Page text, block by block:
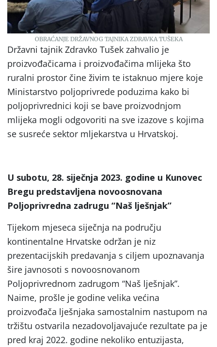
OBRAĆANJE DRŽAVNOG TAJNIKA ZDRAVKA TUŠEKA
Državni tajnik Zdravko Tušek zahvalio je
proizvođačicama i proizvođačima mlijeka što
ruralni prostor čine živim te istaknuo mjere koje
Ministarstvo poljoprivrede poduzima kako bi
poljoprivrednici koji se bave proizvodnjom
mlijeka mogli odgovoriti na sve izazove s kojima
se susreće sektor mljekarstva u Hrvatskoj.
U subotu, 28. siječnja 2023. godine u Kunovec
Bregu predstavljena novoosnovana
Poljoprivredna zadrugu “Naš lješnjak”
Tijekom mjeseca siječnja na području
kontinentalne Hrvatske održan je niz
prezentacijskih predavanja s ciljem upoznavanja
šire javnosoti s novoosnovanom
Poljoprivrednom zadrugom “Naš lješnjak”.
Naime, prošle je godine velika većina
proizvođača lješnjaka samostalnim nastupom na
tržištu ostvarila nezadovoljavajuće rezultate pa je
pred kraj 2022. godine nekoliko entuzijasta,